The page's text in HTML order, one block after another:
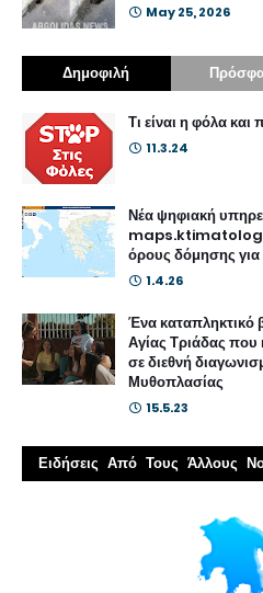
May 25, 2026
Δημοφιλή
Τι είναι η φόλα
11.3.24
Νέα ψηφιακή
όρους δόμησης για
1.4.26
Ένα καταπληκτικό
Αγίας Τριάδας που
σε διεθνή
Μυθοπλασίας
15.5.23
Ειδήσεις Από Τους Άλλους